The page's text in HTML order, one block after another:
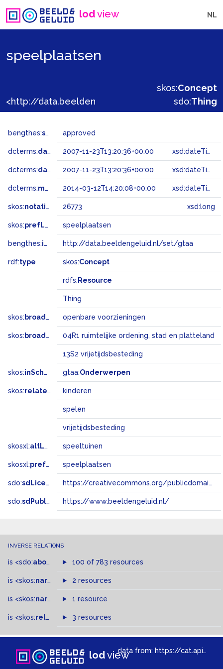
lodview NL
speelplaatsen
skos:Concept
sdo:Thing
bengthes:status approved
dcterms:dateAccepted 2007-11-23T13:20:36+00:00 xsd:dateTime
dcterms:dateSubmitted 2007-11-23T13:20:36+00:00 xsd:dateTime
dcterms:modified 2014-03-12T14:20:08+00:00 xsd:dateTime
skos:notation 26773 xsd:long
skos:prefLabel speelplaatsen
bengthes:inSet http://data.beeldengeluid.nl/set/gtaa
rdf:type skos:Concept
rdfs: Resource
Thing
skos: broader openbare voorzieningen
skos: broadMatch 04R1 ruimtelijke ordening, stad en platteland
13S2 vrijetijdsbesteding
skos:inScheme gtaa:Onderwerpen
skos:related kinderen
spelen
vrijetijdsbesteding
skosxl:altLabel speeltuinen
skosxl:prefLabel speelplaatsen
sdo:sdLicense https://creativecommons.org/publicdomain/zero/1.0/
sdo:sdPublisher https://www.beeldengeluid.nl/
INVERSE RELATIONS
is <sdo:about of 100 of 783 resources
is <skos:narrowMatch >of
2 resources
is <skos:narrower >of
1 resource
is <skos:related > of3 resources
lodviewdata from: https://cat.apis.beeldengeluid.nl/sparql